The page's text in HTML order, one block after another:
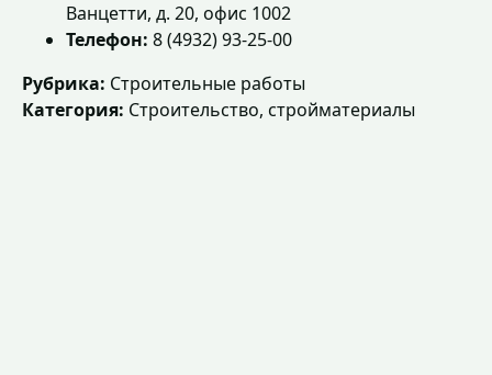
Ванцетти, д. 20, офис 1002
Телефон: 8 (4932) 93-25-00
Рубрика: Строительные работы
Категория: Строительство, стройматериалы